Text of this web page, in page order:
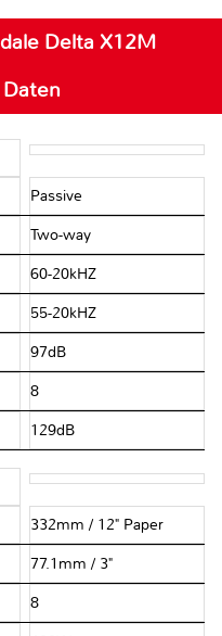
Delta X12M
Passive
Two-way
60-20kHZ
55-20kHZ
97dB
8Ω
129dB
332mm / 12" Paper
77.1mm / 3"
8Ω